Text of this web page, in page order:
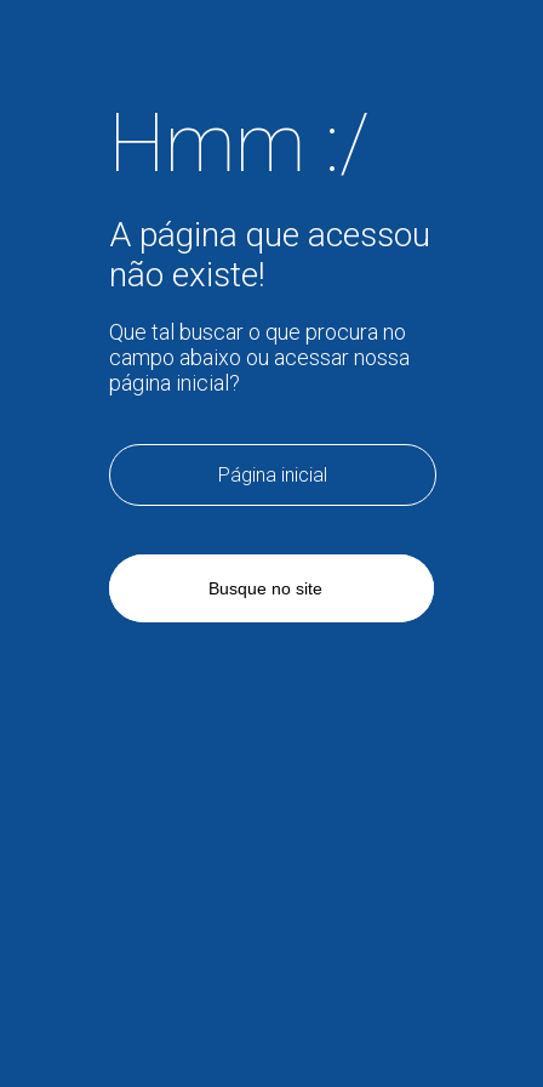
Hmm :/
A página que acessou
não existe!
Que tal buscar o que procura no
campo abaixo ou acessar nossa
página inicial?
Página inicial